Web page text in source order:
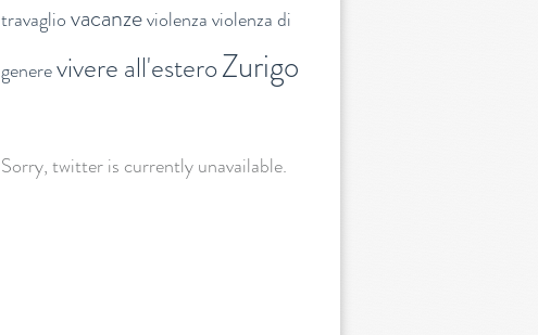
travaglio vacanzeviolenza violenza di
generevivere all'esteroZurigo
Sorry, twitter is currently unavailable.